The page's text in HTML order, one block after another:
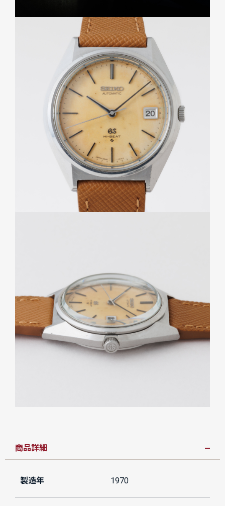
商品詳細
製造年 1970